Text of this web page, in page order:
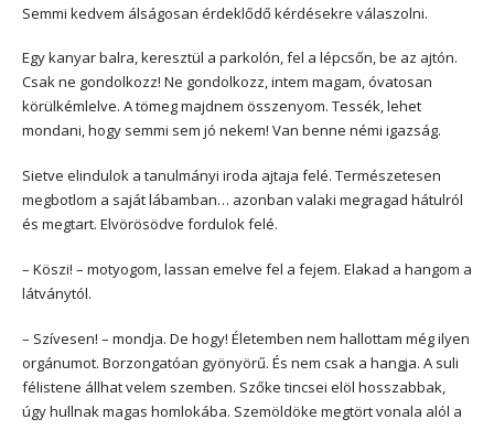
Semmi kedvem álságosan érdeklődő kérdésekre válaszolni.
Egy kanyar balra, keresztül a parkolón, fel a lépcsőn, be az ajtón.
Csak ne gondolkozz! Ne gondolkozz, intem magam, óvatosan
körülkémlelve. A tömeg majdnem összenyom. Tessék, lehet
mondani, hogy semmi sem jó nekem! Van benne némi igazság.
Sietve elindulok a tanulmányi iroda ajtaja felé. Természetesen
megbotlom a saját lábamban… azonban valaki megragad hátulról
és megtart. Elvörösödve fordulok felé.
– Köszi! – motyogom, lassan emelve fel a fejem. Elakad a hangom a
látványtól.
– Szívesen! – mondja. De hogy! Életemben nem hallottam még ilyen
orgánumot. Borzongatóan gyönyörű. És nem csak a hangja. A suli
félistene állhat velem szemben. Szőke tincsei elöl hosszabbak,
úgy hullnak magas homlokába. Szemöldöke megtört vonala alól a